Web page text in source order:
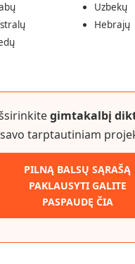
Uzbekų
Hebrajų
gimtakalbį
savo tarptautiniam
PILNĄ BALSŲ SĄRAŠĄ
PAKLAUSYTI GALITE
PASPAUDĘ ČIA